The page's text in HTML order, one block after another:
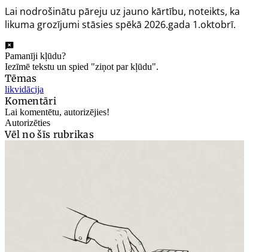
Lai nodrošinātu pāreju uz jauno kārtību, noteikts, ka
likuma grozījumi stāsies spēkā 2026.gada 1.oktobrī.
Pamanīji kļūdu?
Iezīmē tekstu un spied "ziņot par kļūdu".
Tēmas
likvidācija
Komentāri
Lai komentētu, autorizējies!
Autorizēties
Vēl no šīs rubrikas